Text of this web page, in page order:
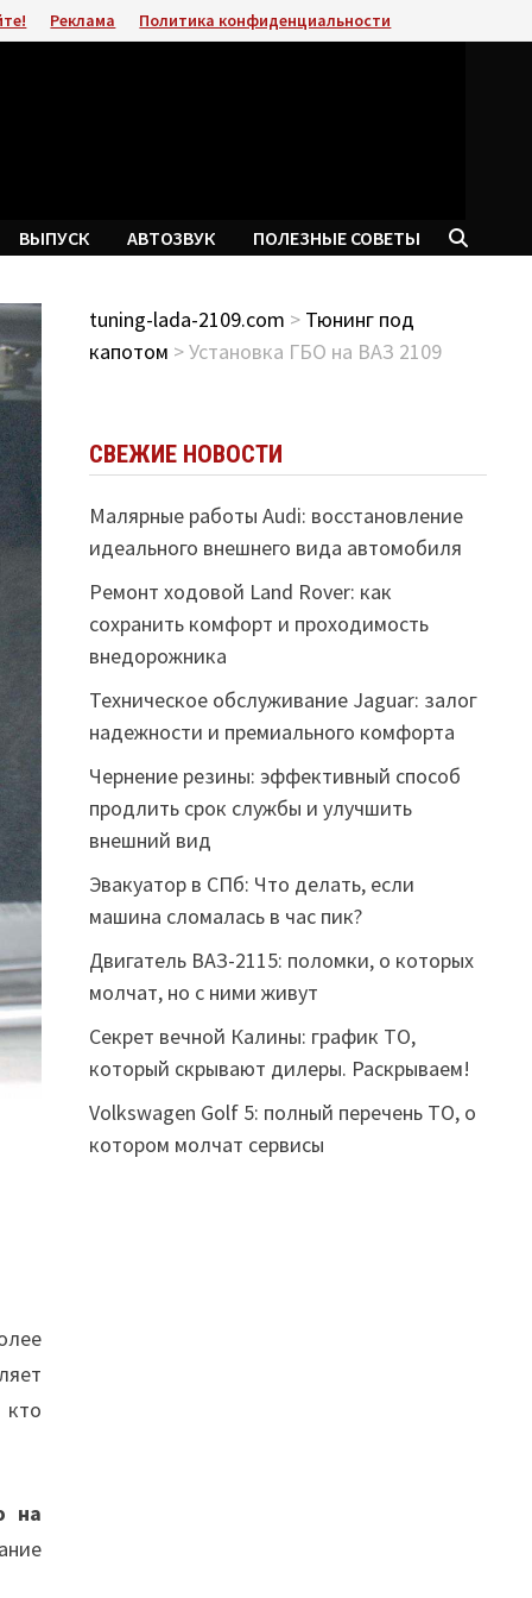
Реклама Политика конфиденциальности
ВЫПУСК АВТОЗВУК ПОЛЕЗНЫЕ СОВЕТЫ
кто
на
tuning-lada-2109.com > Тюнинг под
капотом > Установка ГБО на ВАЗ 2109
СВЕЖИЕ НОВОСТИ
Малярные работы Audi: восстановление
идеального внешнего вида автомобиля
Ремонт ходовой Land Rover: как
сохранить комфорт и проходимость
внедорожника
Техническое обслуживание Jaguar: залог
надежности и премиального комфорта
Чернение резины: эффективный способ
продлить срок службы и улучшить
внешний вид
Эвакуатор в СПб: Что делать, если
машина сломалась в час пик?
Двигатель ВАЗ-2115: поломки, о которых
молчат, но с ними живут
Секрет вечной Калины: график ТО,
который скрывают дилеры. Раскрываем!
Volkswagen Golf 5: полный перечень ТО, о
котором молчат сервисы